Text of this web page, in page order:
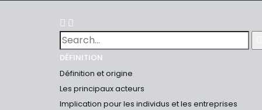
DÉFINITION
Définition et origine
Les principaux acteurs
Implication pour les individus et les entreprises